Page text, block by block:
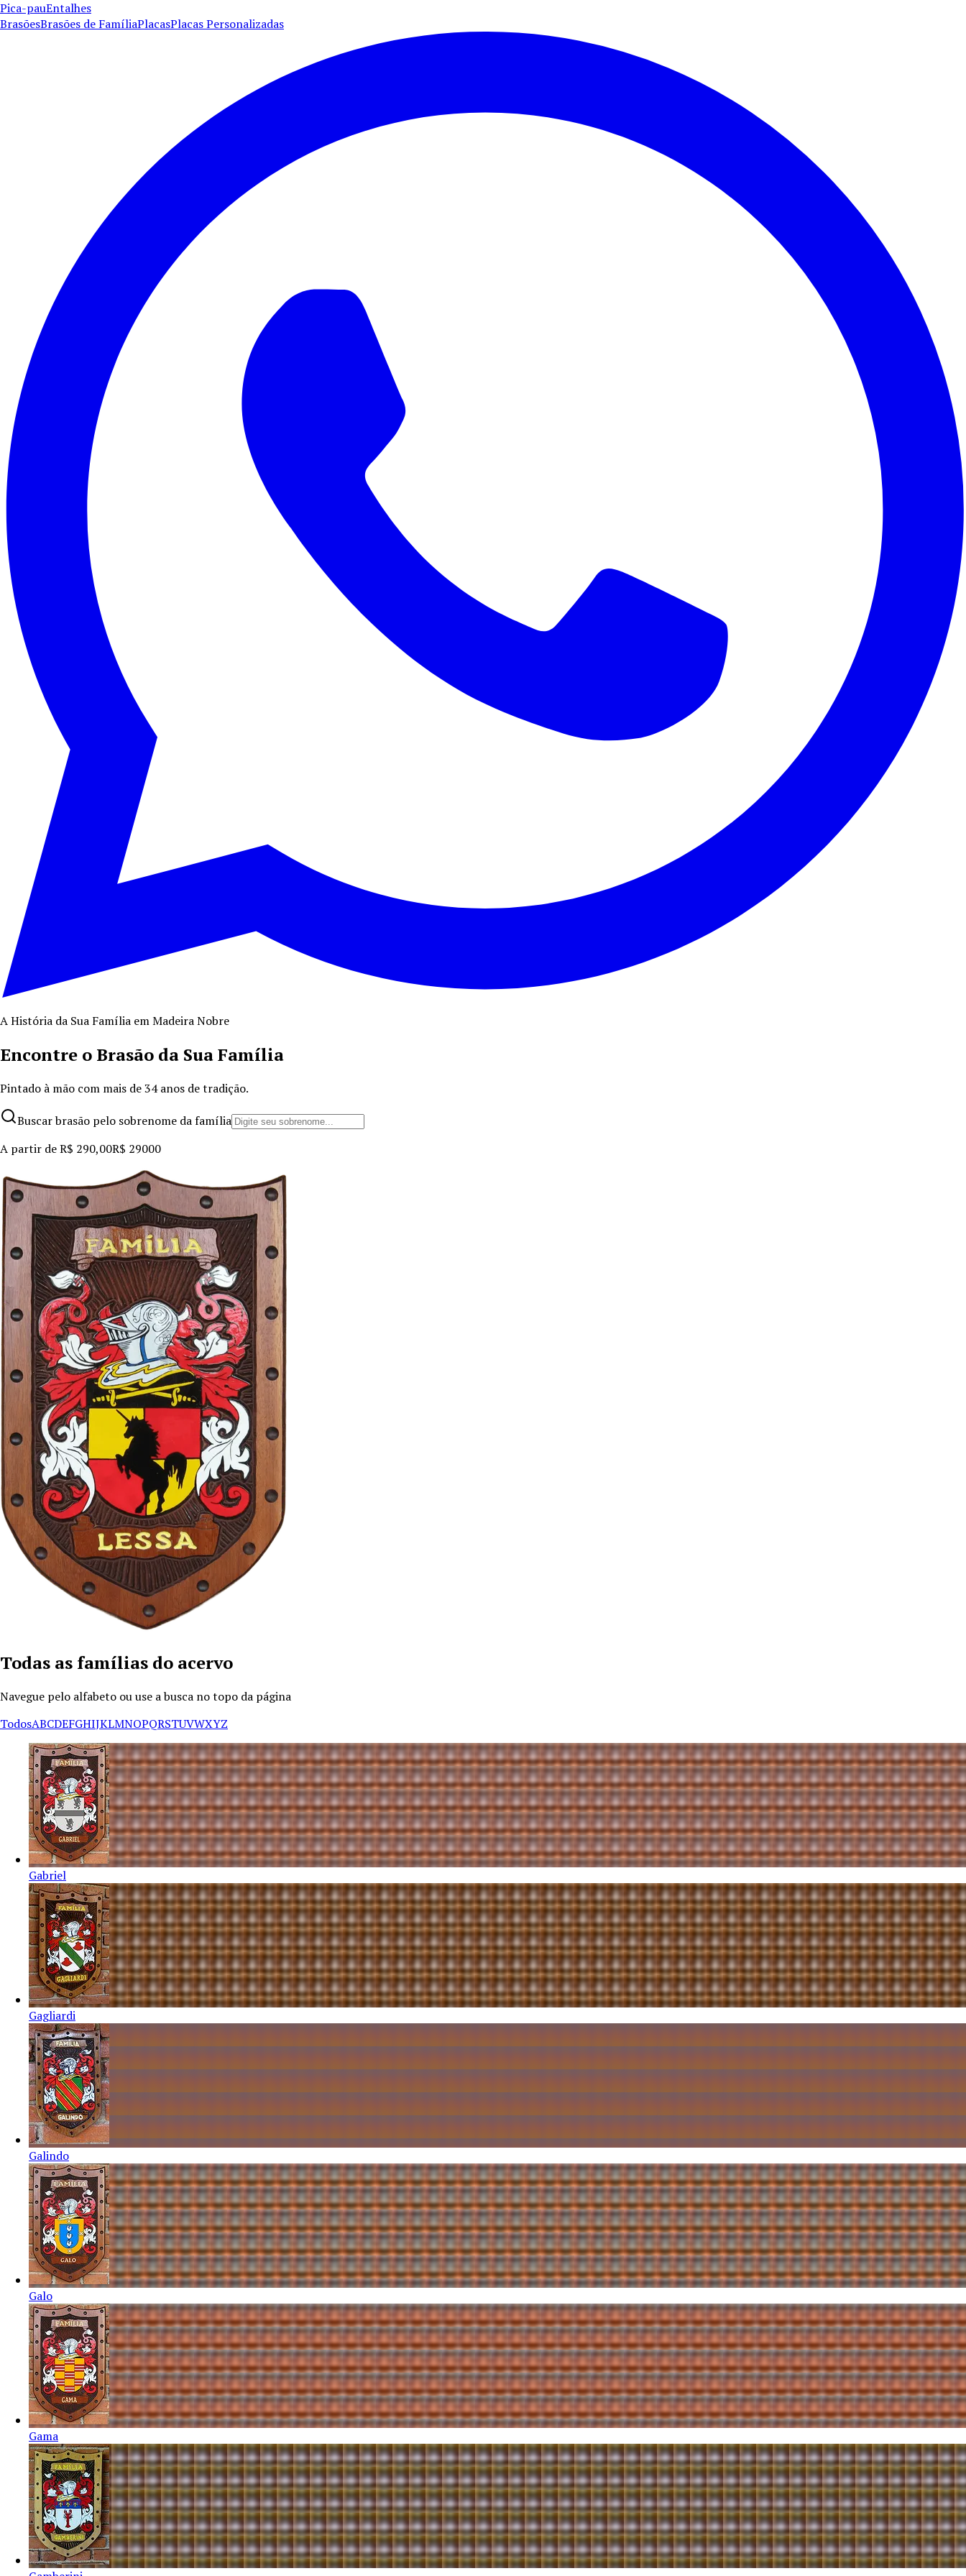
Pica-pauEntalhes
BrasõesBrasões de FamíliaPlacasPlacas Personalizadas
A História da Sua Família em Madeira Nobre
Encontre o Brasão da Sua Família
Pintado à mão com mais de34anos de tradição.
Buscar brasão pelo sobrenome da família
A partir deR$ 290,00R$ 29000
Todas as famílias do acervo
Navegue pelo alfabeto ou use a busca no topo da página
TodosABCDEFGHIJKLMNOPQRSTUVWXYZ
Gabriel
Gagliardi
Galindo
Galo
Gama